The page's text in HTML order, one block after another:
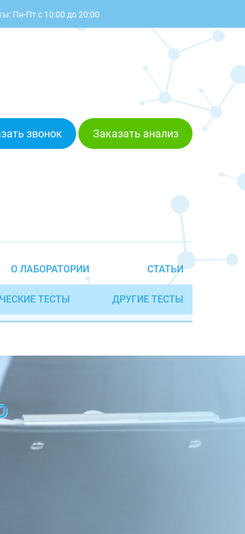
Пн-Пт с 10:00 до 20:00
звонок Заказать анализ
О ЛАБОРАТОРИИ СТАТЬИ
ТЕСТЫ ДРУГИЕ ТЕСТЫ